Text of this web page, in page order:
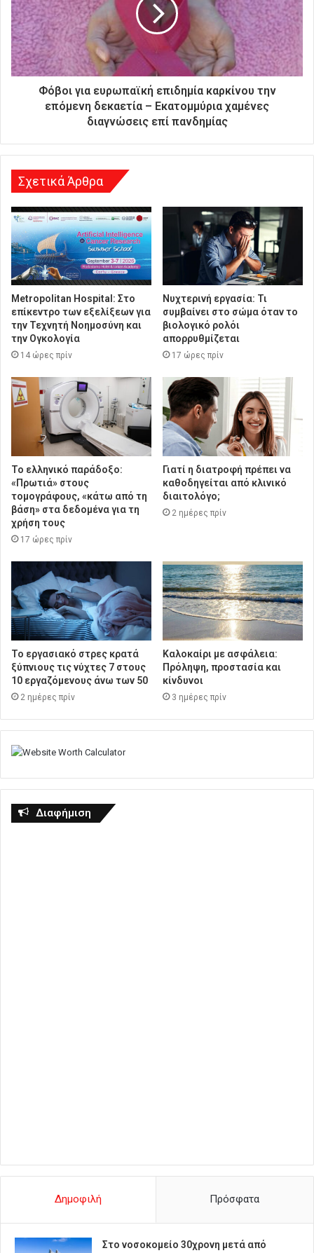
ς
δ
ι
ε
ύ
η
Φόβοι για ευρωπαϊκή επιδημία καρκίνου την
επόμενη δεκαετία – Εκατομμύρια χαμένες
διαγνώσεις επί πανδημίας
Σχετικά Άρθρα
Metropolitan Hospital: Στο
επίκεντρο των εξελίξεων για
την Τεχνητή Νοημοσύνη και
την Ογκολογία
14 ώρες πρίν
Νυχτερινή εργασία: Τι
συμβαίνει στο σώμα όταν το
βιολογικό ρολόι
απορρυθμίζεται
17 ώρες πρίν
Το ελληνικό παράδοξο:
«Πρωτιά» στους
τομογράφους, «κάτω από τη
βάση» στα δεδομένα για τη
χρήση τους
17 ώρες πρίν
Γιατί η διατροφή πρέπει να
καθοδηγείται από κλινικό
διαιτολόγο;
2 ημέρες πρίν
Το εργασιακό στρες κρατά
ξύπνιους τις νύχτες 7 στους
10 εργαζόμενους άνω των 50
2 ημέρες πρίν
Καλοκαίρι με ασφάλεια:
Πρόληψη, προστασία και
κίνδυνοι
3 ημέρες πρίν
Διαφήμιση
Δημοφιλή Πρόσφατα
Στο νοσοκομείο 30χρονη μετά από